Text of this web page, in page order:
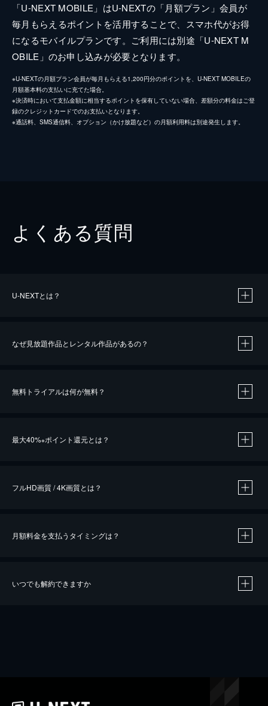
「U-NEXT MOBILE」はU-NEXTの「月額プラン」会員が
毎月もらえるポイントを活用することで、スマホ代がお得
になるモバイルプランです。ご利用には別途「U-NEXT M
OBILE」のお申し込みが必要となります。
※U-NEXTの月額プラン会員が毎月もらえる1,200円分のポイントを、U-NEXT MOBILEの
月額基本料の支払いに充てた場合。
※決済時において支払金額に相当するポイントを保有していない場合、差額分の料金はご登
録のクレジットカードでのお支払いとなります。
※通話料、SMS通信料、オプション（かけ放題など）の月額利用料は別途発生します。
よくある質問
U-NEXTとは？
なぜ見放題作品とレンタル作品があるの？
無料トライアルは何が無料？
最大40%※ポイント還元とは？
※40％ポイント還元の対象は、クレジットカード決済による作品の購入 / レンタルです。
iOSアプリのUコイン決済による作品の購入 / レンタルは、20％のポイント還元です。
フルHD画質 / 4K画質とは？
月額料金を支払うタイミングは？
いつでも解約できますか